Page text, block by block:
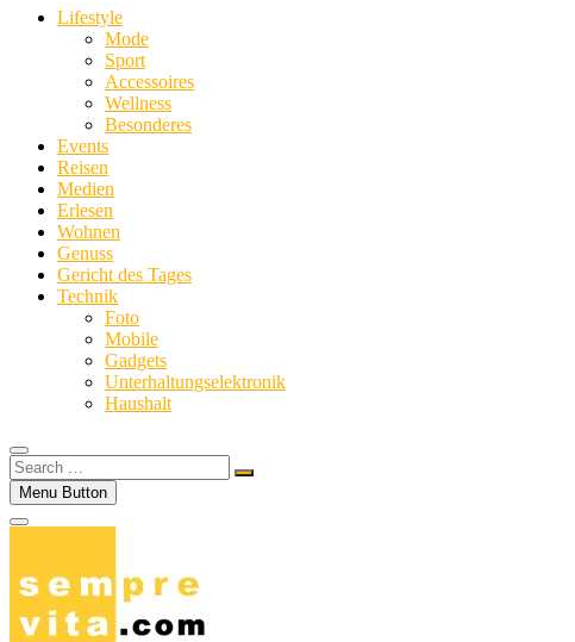
Lifestyle
Mode
Sport
Accessoires
Wellness
Besonderes
Events
Reisen
Medien
Erlesen
Wohnen
Genuss
Gericht des Tages
Technik
Foto
Mobile
Gadgets
Unterhaltungselektronik
Haushalt
Search
…Menu Button